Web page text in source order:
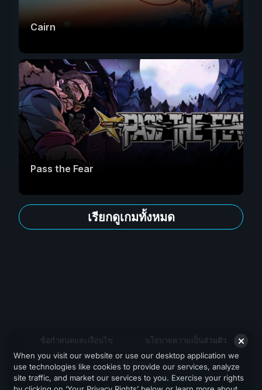
Cairn
Pass the Fear
เรียกดูเกมทั้งหมด
ข้อกำหนดและเงื่อนไข นโยบายความเป็นส่วนตัว
สนับสนุน
When you visit our website or use our desktop application we
use technologies like cookies to provide our services, analyze
site traffic, and market our services to you. Exercise your rights